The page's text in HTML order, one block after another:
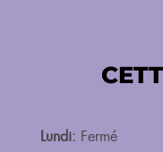
Lundi: Fermé